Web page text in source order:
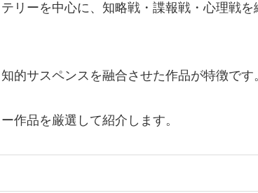
リーを中心に、知略戦・諜報戦・心理戦を
的サスペンスを融合させた作品が特徴です
作品を厳選して紹介します。